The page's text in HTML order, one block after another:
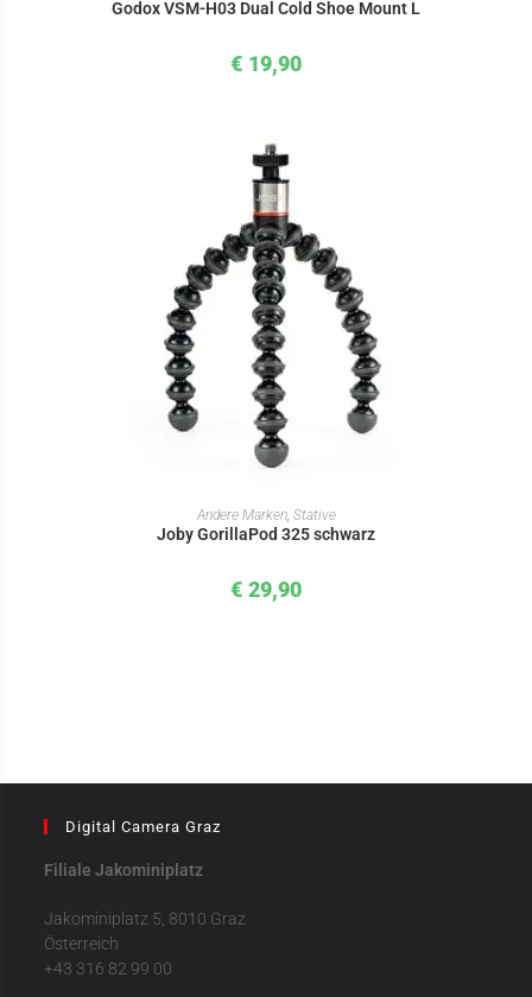
Godox VSM-H03 Dual Cold Shoe Mount L
€ 19,90
IN DEN WARENKORB
Andere Marken, Stative
Joby GorillaPod 325 schwarz
€ 29,90
Digital Camera Graz
Filiale Jakominiplatz
Jakominiplatz 5, 8010 Graz
Österreich
+43 316 82 99 00